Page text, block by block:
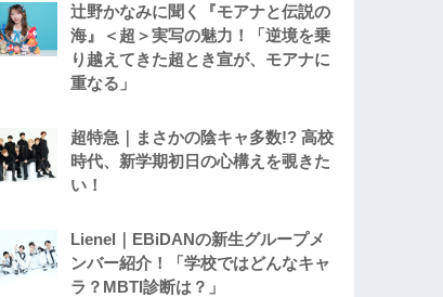
辻野かなみに聞く『モアナと伝説の
海』＜超＞実写の魅力！「逆境を乗
り越えてきた超とき宣が、モアナに
重なる」
超特急｜まさかの陰キャ多数!? 高校
時代、新学期初日の心構えを覗きた
い！
Lienel｜EBiDANの新生グループメ
ンバー紹介！「学校ではどんなキャ
ラ？MBTI診断は？」